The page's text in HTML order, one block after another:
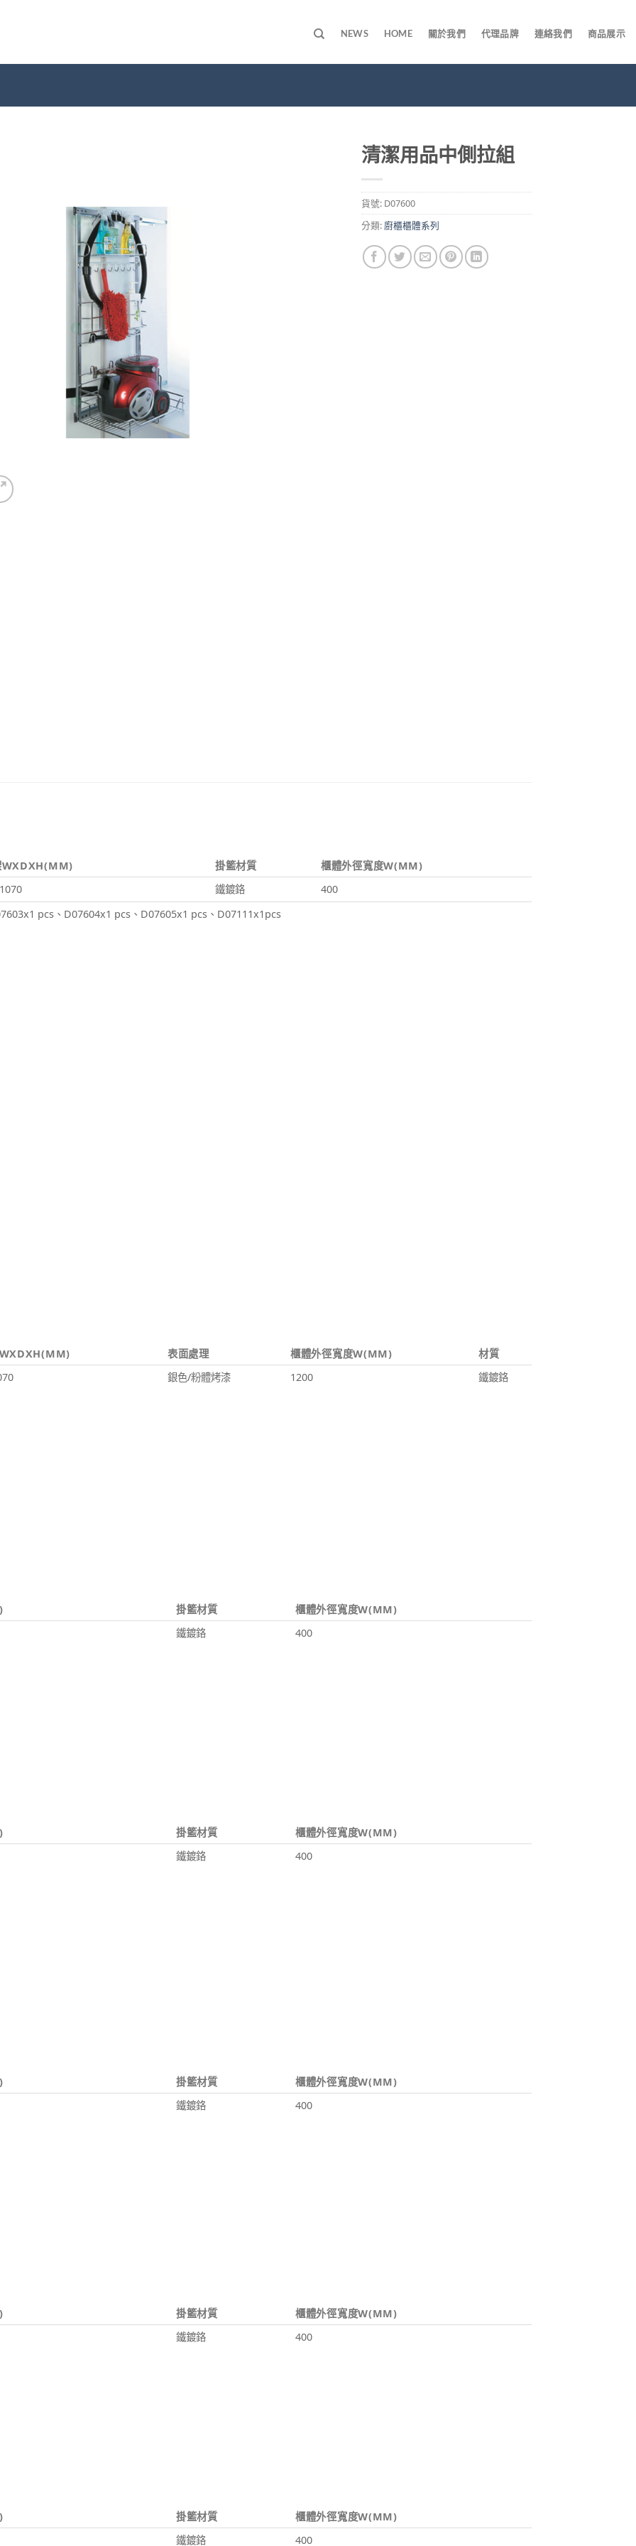
NEWS HOME 關於我們 代理品牌 連絡我們 商品展示
清潔用品中側拉組
貨號: D07600
分類: 廚櫃櫃體系列
WXDXH(MM) 掛籃材質
櫃體外徑寬度W(MM)
鐵鍍鉻
400
pcs、D07604x1 pcs、D07605x1 pcs、D07111x1pcs
表面處理 櫃體外徑寬度W(MM)
材質
銀色/粉體烤漆 1200 鐵鍍鉻
掛籃材質
櫃體外徑寬度W(MM)
鐵鍍鉻
400
掛籃材質
櫃體外徑寬度W(MM)
鐵鍍鉻
400
掛籃材質
櫃體外徑寬度W(MM)
鐵鍍鉻
400
掛籃材質
櫃體外徑寬度W(MM)
鐵鍍鉻
400
掛籃材質
櫃體外徑寬度W(MM)
鐵鍍鉻
400